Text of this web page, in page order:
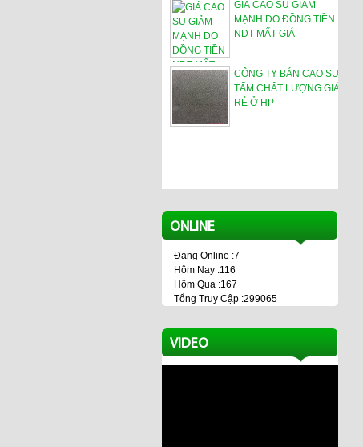
GIÁ CAO SU GIẢM
MẠNH DO ĐỒNG TIỀN
NDT MẤT GIÁ
CÔNG TY BÁN CAO SU
TẤM CHẤT LƯỢNG GIÁ
RẺ Ở HP
ONLINE
Đang Online :7
Hôm Nay :116
Hôm Qua :167
Tổng Truy Cập :299065
VIDEO